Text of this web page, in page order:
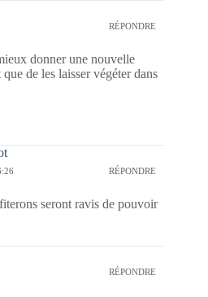
RÉPONDRE
donner une nouvelle
de les laisser végéter dans
RÉPONDRE
seront ravis de pouvoir
RÉPONDRE